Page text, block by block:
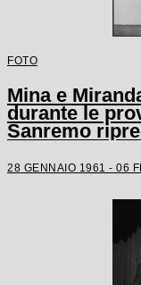
FOTO
Mina e
durante le
Sanremo
28 GENNAIO 1961 - 06